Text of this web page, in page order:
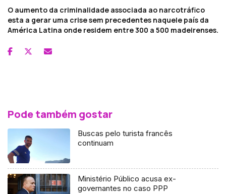
O aumento da criminalidade associada ao narcotráfico
esta a gerar uma crise sem precedentes naquele país da
América Latina onde residem entre 300 a 500 madeirenses.
Pode também gostar
Buscas pelo turista francês
continuam
Ministério Público acusa ex-
governantes no caso PPP